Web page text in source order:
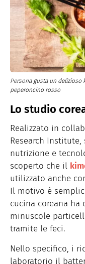
Persona gusta un delizioso
peperoncino rosso
Lo studio
Realizzato in
Research
nutrizione e
scoperto che il
utilizzato anche
Il motivo è
cucina coreana
minuscole
tramite le feci.
Nello specifico, i
laboratorio il